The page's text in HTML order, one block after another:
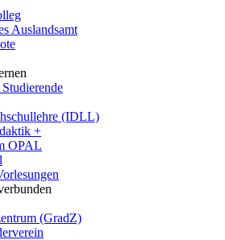
Auslandsamt
(IDLL)
+
OPAL
(GradZ)